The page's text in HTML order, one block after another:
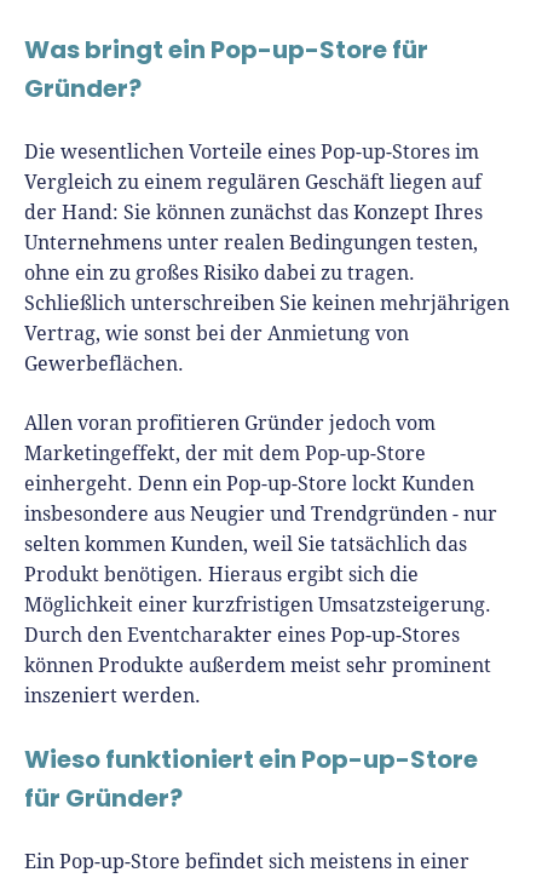
Was bringt ein Pop-up-Store für
Gründer?
Die wesentlichen Vorteile eines Pop-up-Stores im
Vergleich zu einem regulären Geschäft liegen auf
der Hand: Sie können zunächst das Konzept Ihres
Unternehmens unter realen Bedingungen testen,
ohne ein zu großes Risiko dabei zu tragen.
Schließlich unterschreiben Sie keinen mehrjährigen
Vertrag, wie sonst bei der Anmietung von
Gewerbeflächen.
Allen voran profitieren Gründer jedoch vom
Marketingeffekt, der mit dem Pop-up-Store
einhergeht. Denn ein Pop-up-Store lockt Kunden
insbesondere aus Neugier und Trendgründen - nur
selten kommen Kunden, weil Sie tatsächlich das
Produkt benötigen. Hieraus ergibt sich die
Möglichkeit einer kurzfristigen Umsatzsteigerung.
Durch den Eventcharakter eines Pop-up-Stores
können Produkte außerdem meist sehr prominent
inszeniert werden.
Wieso funktioniert ein Pop-up-Store
für Gründer?
Ein Pop-up-Store befindet sich meistens in einer